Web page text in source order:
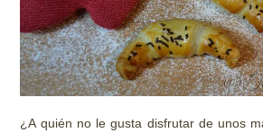
¿A quién no le gusta disfrutar de unos